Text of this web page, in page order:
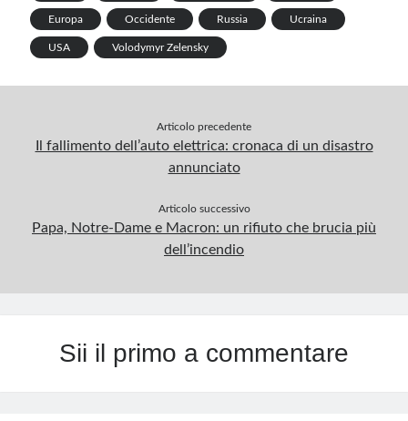
p
Europa Occidente Russia Ucraina
USA Volodymyr Zelensky
Articolo precedente
Il fallimento dell’auto elettrica: cronaca di un disastro
annunciato
Articolo successivo
Papa, Notre-Dame e Macron: un rifiuto che brucia più
dell’incendio
Sii il primo a commentare